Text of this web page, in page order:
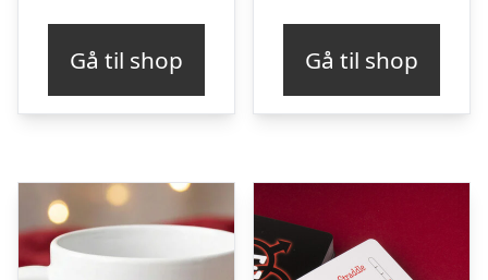
Gå til shop Gå til shop